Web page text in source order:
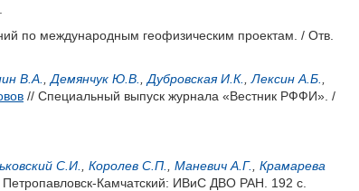
по международным геофизическим проектам. / Отв.
В.А. Демянчук Ю.В. Дубровская И.К. Лексин А.Б.
// Специальный выпуск журнала «Вестник РФФИ». /
С.И. Королев С.П. Маневич А.Г.
Крамарева
Петропавловск-Камчатский: ИВиС ДВО РАН. 192 с.